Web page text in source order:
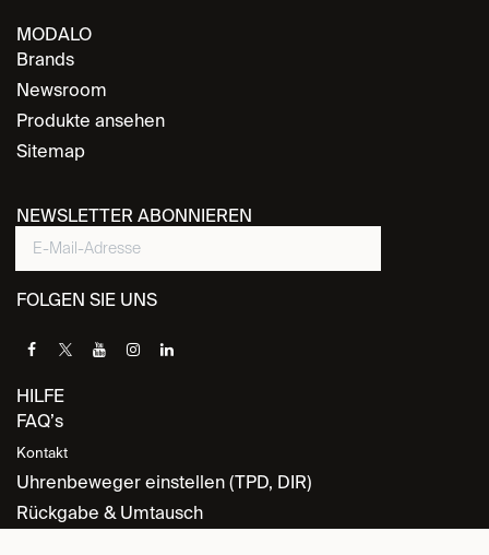
MODALO
Brands
Newsroom
Produkte ansehen
Sitemap
NEWSLETTER ABONNIEREN
FOLGEN SIE UNS
HILFE
FAQ’s
Kontakt
Uhrenbeweger einstellen (TPD, DIR)
Rückgabe & Umtausch